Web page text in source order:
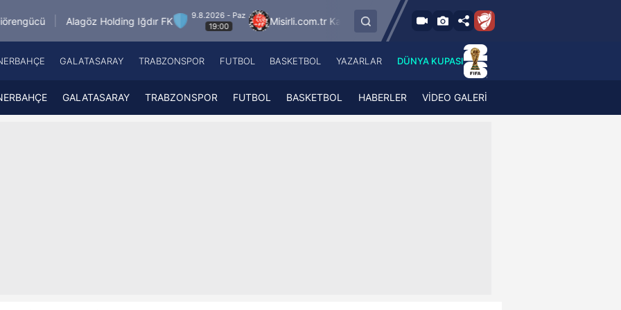
Holding Iğdır FK
9.8.2026 - Paz
19:00
Misirli.com.tr Karagümrük SMS Grup Sarıyerspor
9.8.2026 - Paz
19:00
Fenerbahçe
Galatasaray
A Spor
ATV
A Haber Radyo
A Spor Radyo
A News Radio
GALATASARAY TRABZONSPOR FUTBOL BASKETBOL YAZARLAR DÜNYA KUPASI
GALATASARAY TRABZONSPOR FUTBOL BASKETBOL HABERLER VİDEO GALERİ